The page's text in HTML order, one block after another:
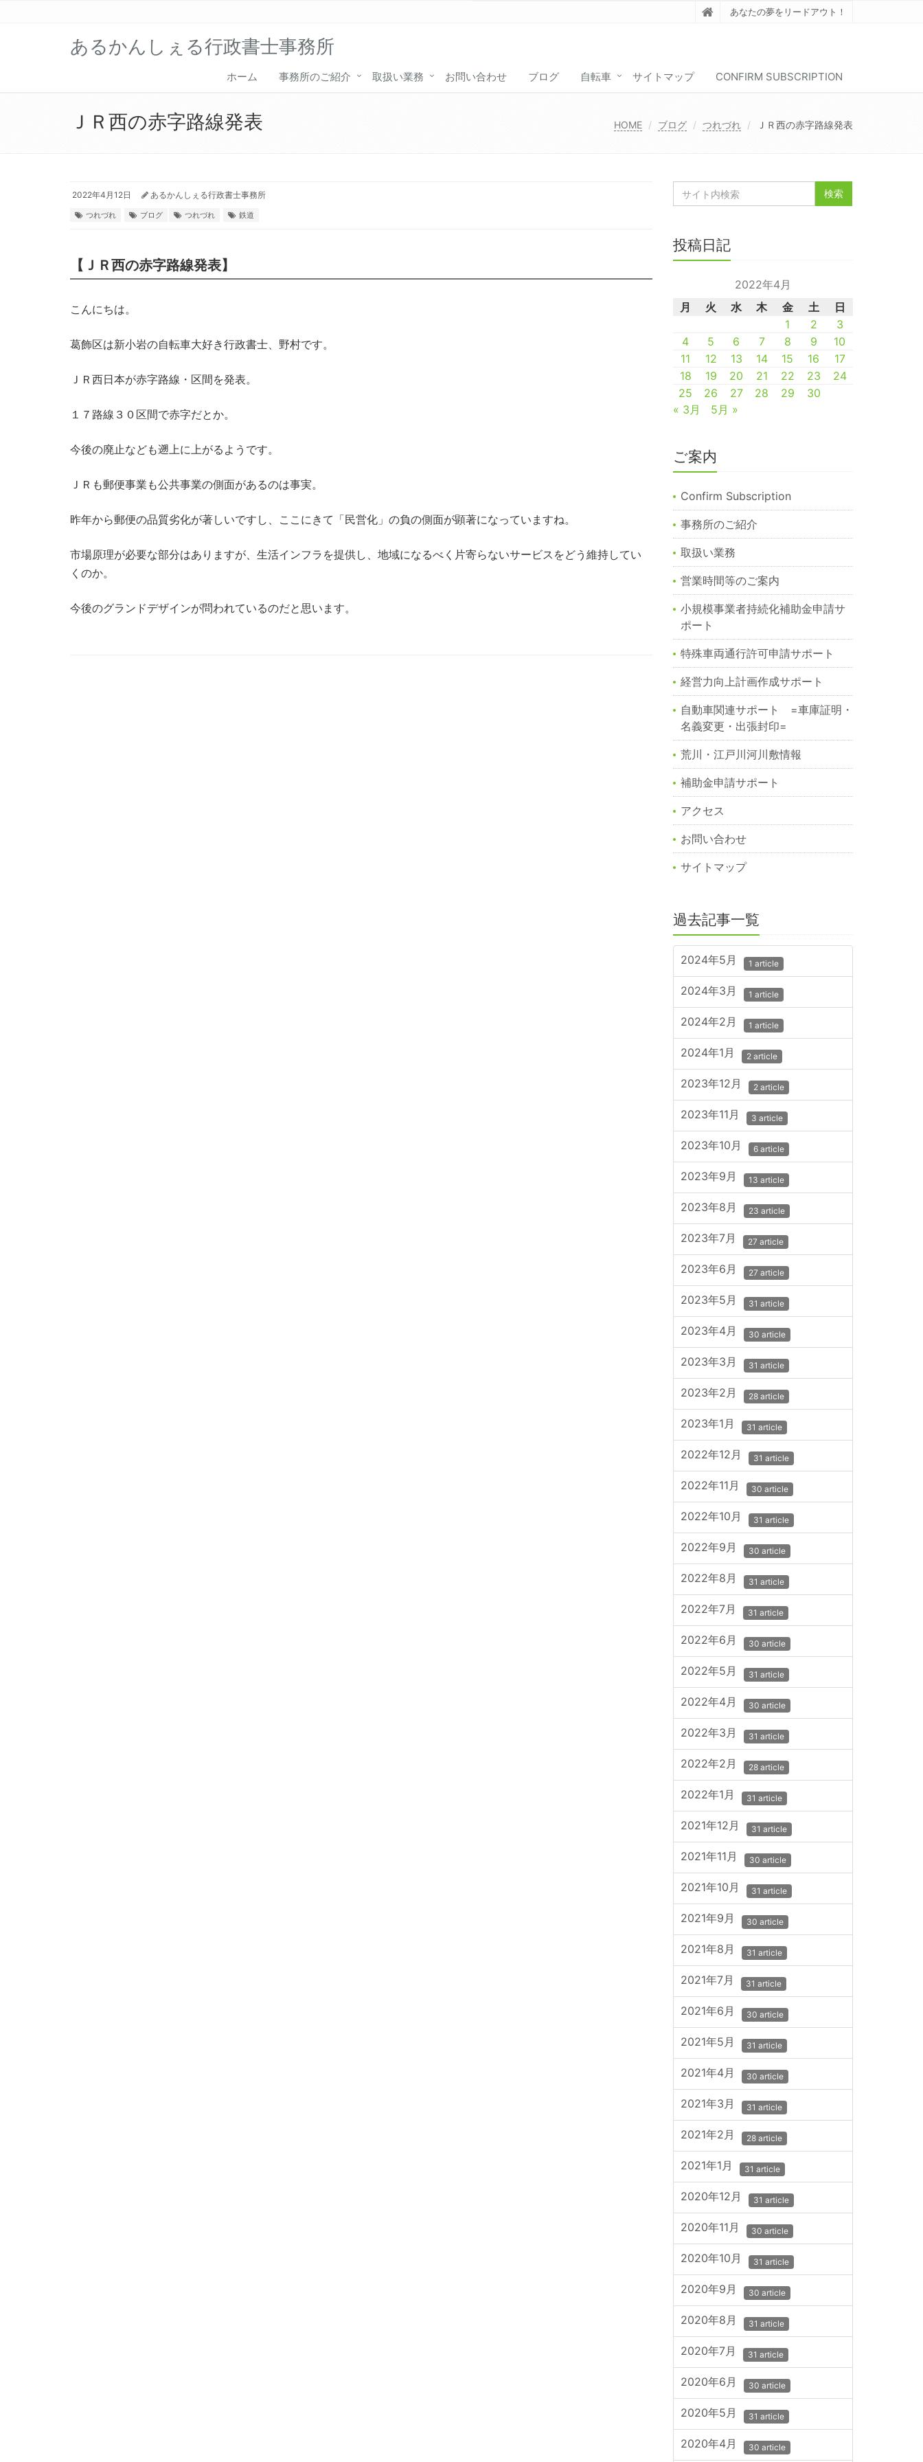
あなたの夢をリードアウト！
あるかんしぇる行政書士事務所
ホーム 事務所のご紹介 取扱い業務 お問い合わせ ブログ 自転車 サイトマップ CONFIRM SUBSCRIPTION
ＪＲ西の赤字路線発表 HOME ブログ つれづれ ＪＲ西の赤字路線発表
2022年4月12日 あるかんしぇる行政書士事務所
つれづれ ブログ つれづれ 鉄道
【ＪＲ西の赤字路線発表】
こんにちは。
葛飾区は新小岩の自転車大好き行政書士、野村です。
ＪＲ西日本が赤字路線・区間を発表。
１７路線３０区間で赤字だとか。
今後の廃止なども遡上に上がるようです。
ＪＲも郵便事業も公共事業の側面があるのは事実。
昨年から郵便の品質劣化が著しいですし、ここにきて「民営化」の負の側面が顕著になっていますね。
市場原理が必要な部分はありますが、生活インフラを提供し、地域になるべく片寄らないサービスをどう維持してい
くのか。
今後のグランドデザインが問われているのだと思います。
投稿日記
2022年4月
月
火 水 木 金 土
日
1
2
3
4
5 6 7 8 9
10
11
12 13 14 15 16
17
18
19 20 21 22 23
24
25
26 27 28 29
30
« 3月
5月 »
ご案内
Confirm Subscription
事務所のご紹介
取扱い業務
営業時間等のご案内
小規模事業者持続化補助金申請サ
ポート
特殊車両通行許可申請サポート
経営力向上計画作成サポート
自動車関連サポート =車庫証明・
名義変更・出張封印=
荒川・江戸川河川敷情報
補助金申請サポート
アクセス
お問い合わせ
サイトマップ
過去記事一覧
2024年5月 1 article
2024年3月 1 article
2024年2月 1 article
2024年1月 2 article
2023年12月 2 article
2023年11月 3 article
2023年10月 6 article
2023年9月 13 article
2023年8月 23 article
2023年7月 27 article
2023年6月 27 article
2023年5月 31 article
2023年4月 30 article
2023年3月 31 article
2023年2月 28 article
2023年1月 31 article
2022年12月 31 article
2022年11月 30 article
2022年10月 31 article
2022年9月 30 article
2022年8月 31 article
2022年7月 31 article
2022年6月 30 article
2022年5月 31 article
2022年4月 30 article
2022年3月 31 article
2022年2月 28 article
2022年1月 31 article
2021年12月 31 article
2021年11月 30 article
2021年10月 31 article
2021年9月 30 article
2021年8月 31 article
2021年7月 31 article
2021年6月 30 article
2021年5月 31 article
2021年4月 30 article
2021年3月 31 article
2021年2月 28 article
2021年1月 31 article
2020年12月 31 article
2020年11月 30 article
2020年10月 31 article
2020年9月 30 article
2020年8月 31 article
2020年7月 31 article
2020年6月 30 article
2020年5月 31 article
2020年4月 30 article